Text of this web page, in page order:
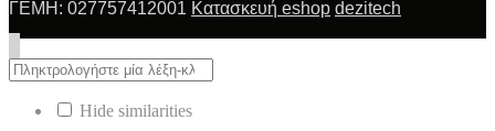
ΓΕΜΗ: 027757412001 Κατασκευή eshop dezitech
Hide similarities